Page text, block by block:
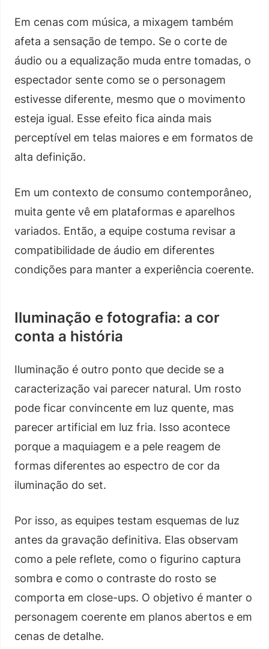
Em cenas com música, a mixagem também
afeta a sensação de tempo. Se o corte de
áudio ou a equalização muda entre tomadas, o
espectador sente como se o personagem
estivesse diferente, mesmo que o movimento
esteja igual. Esse efeito fica ainda mais
perceptível em telas maiores e em formatos de
alta definição.
Em um contexto de consumo contemporâneo,
muita gente vê em plataformas e aparelhos
variados. Então, a equipe costuma revisar a
compatibilidade de áudio em diferentes
condições para manter a experiência coerente.
Iluminação e fotografia: a cor
conta a história
Iluminação é outro ponto que decide se a
caracterização vai parecer natural. Um rosto
pode ficar convincente em luz quente, mas
parecer artificial em luz fria. Isso acontece
porque a maquiagem e a pele reagem de
formas diferentes ao espectro de cor da
iluminação do set.
Por isso, as equipes testam esquemas de luz
antes da gravação definitiva. Elas observam
como a pele reflete, como o figurino captura
sombra e como o contraste do rosto se
comporta em close-ups. O objetivo é manter o
personagem coerente em planos abertos e em
cenas de detalhe.